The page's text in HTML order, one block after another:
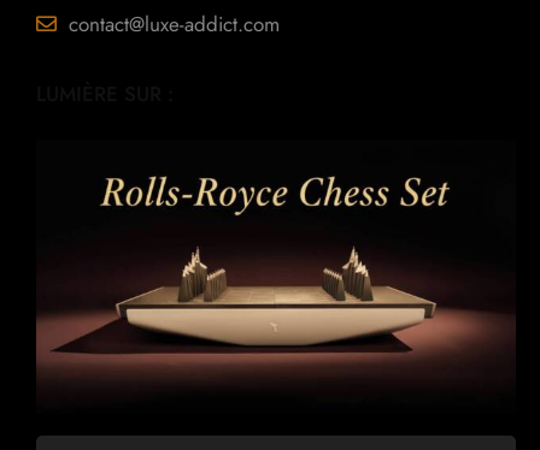
contact@luxe-addict.com